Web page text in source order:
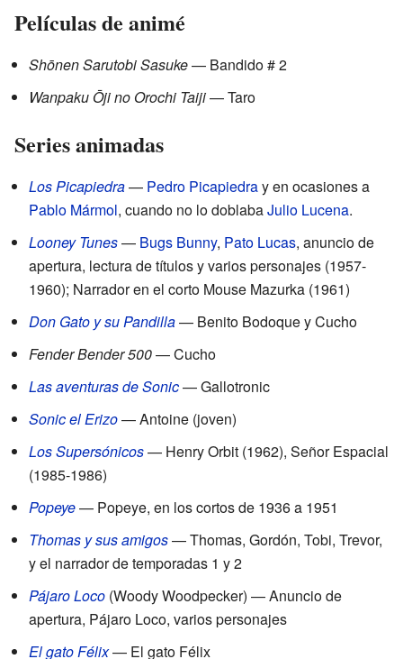
Películas de animé
Shōnen Sarutobi Sasuke— Bandido # 2
Wanpaku Ōji no Orochi Taiji— Taro
Series animadas
Los Picapiedra— Pedro Picapiedray en ocasiones a
Pablo Mármol, cuando no lo doblabaJulio Lucena.
Looney Tunes— Bugs Bunny, Pato Lucas, anuncio de
apertura, lectura de títulos y varios personajes (1957-
1960); Narrador en el corto Mouse Mazurka (1961)
Don Gato y su Pandilla— Benito Bodoque y Cucho
Fender Bender 500— Cucho
Las aventuras de Sonic— Gallotronic
Sonic el Erizo— Antoine (joven)
Los Supersónicos— Henry Orbit (1962), Señor Espacial
(1985-1986)
Popeye— Popeye, en los cortos de 1936 a 1951
Thomas y sus amigos— Thomas, Gordón, Tobi, Trevor,
y el narrador de temporadas 1 y 2
Pájaro Loco (Woody Woodpecker) — Anuncio de
apertura, Pájaro Loco, varios personajes
El gato Félix— El gato Félix